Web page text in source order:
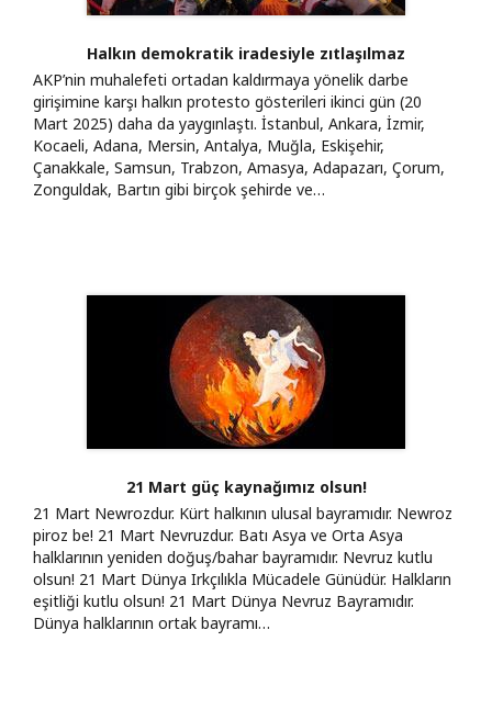
Halkın demokratik iradesiyle zıtlaşılmaz
AKP’nin muhalefeti ortadan kaldırmaya yönelik darbe
girişimine karşı halkın protesto gösterileri ikinci gün (20
Mart 2025) daha da yaygınlaştı. İstanbul, Ankara, İzmir,
Kocaeli, Adana, Mersin, Antalya, Muğla, Eskişehir,
Çanakkale, Samsun, Trabzon, Amasya, Adapazarı, Çorum,
Zonguldak, Bartın gibi birçok şehirde ve…
21 Mart güç kaynağımız olsun!
21 Mart Newrozdur. Kürt halkının ulusal bayramıdır. Newroz
piroz be! 21 Mart Nevruzdur. Batı Asya ve Orta Asya
halklarının yeniden doğuş/bahar bayramıdır. Nevruz kutlu
olsun! 21 Mart Dünya Irkçılıkla Mücadele Günüdür. Halkların
eşitliği kutlu olsun! 21 Mart Dünya Nevruz Bayramıdır.
Dünya halklarının ortak bayramı…